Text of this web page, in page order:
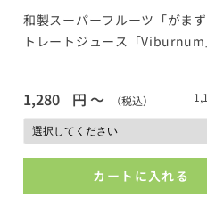
和製スーパーフルーツ「がま
トレートジュース「Viburnum
1,280 円 ～ （税込）
カートに入れる